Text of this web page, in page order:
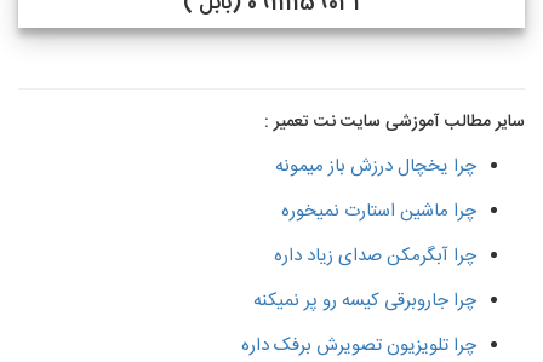
سایر مطالب آموزشی سایت نت تعمیر :
چرا یخچال درزش باز میمونه
چرا ماشین استارت نمیخوره
چرا آبگرمکن صدای زیاد داره
چرا جاروبرقی کیسه رو پر نمیکنه
چرا تلویزیون تصویرش برفک داره